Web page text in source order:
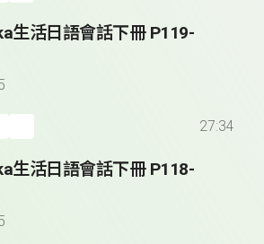
生活日語會話下冊 P119-
27:34
生活日語會話下冊 P118-